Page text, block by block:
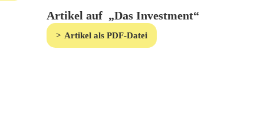
Artikel auf „Das Investment“
Artikel als PDF-Datei